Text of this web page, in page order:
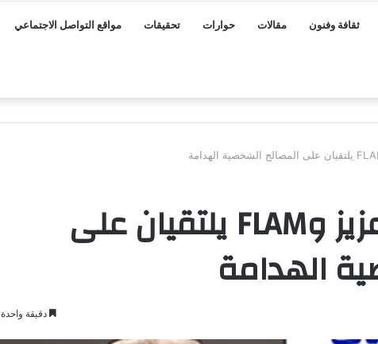
ثقافة وفنون مقالات حوارات تحقيقات مواقع التواصل الاجتماعي
حزب الإنصاف: عزيز وFLAM يلتقيان على
الهدامة
دقيقة واحدة